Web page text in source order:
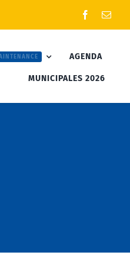
AGENDA
MUNICIPALES 2026